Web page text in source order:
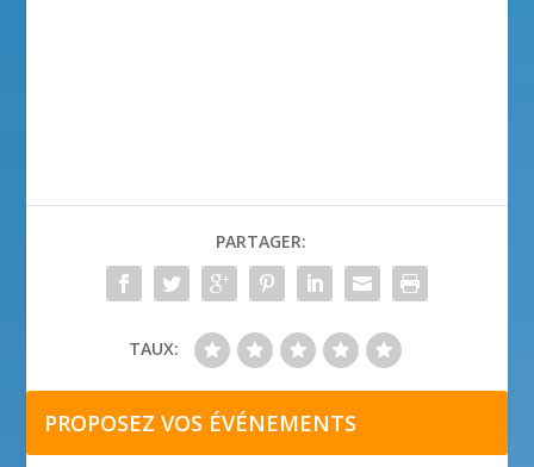
PARTAGER:
TAUX:
PROPOSEZ VOS ÉVÉNEMENTS